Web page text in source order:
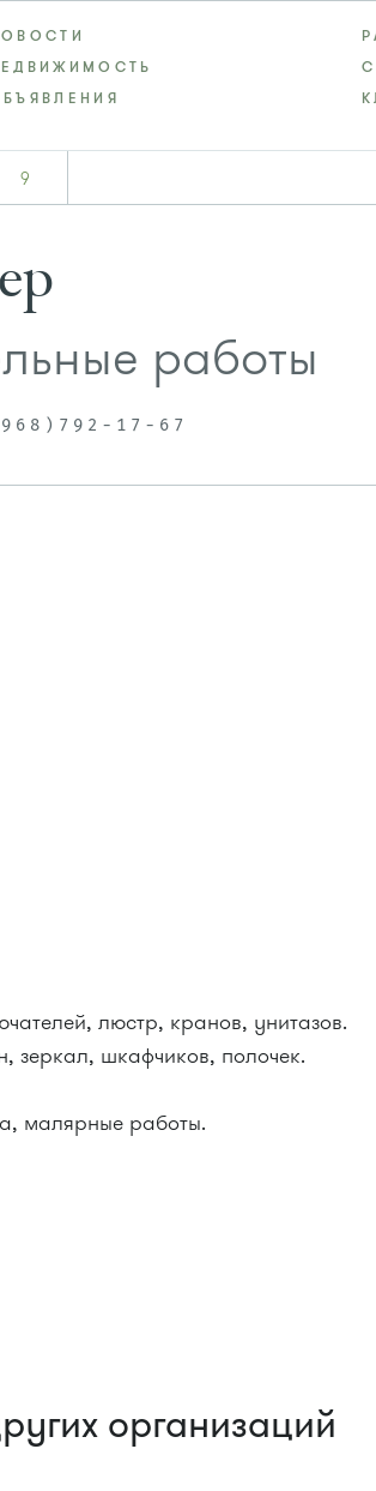
9
работы
17-67
люстр, кранов, унитазов.
зеркал, шкафчиков, полочек.
малярные работы.
организаций